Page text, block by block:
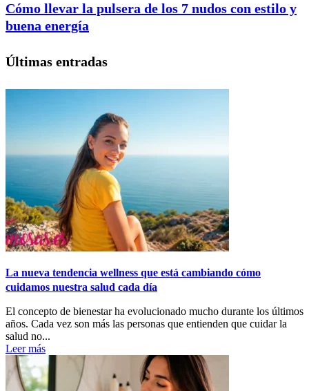
Cómo llevar la pulsera de los 7 nudos con estilo y
buena energía
Últimas entradas
La nueva tendencia wellness que está cambiando cómo
cuidamos nuestra salud cada día
El concepto de bienestar ha evolucionado mucho durante los últimos
años. Cada vez son más las personas que entienden que cuidar la
salud no...
Leer más